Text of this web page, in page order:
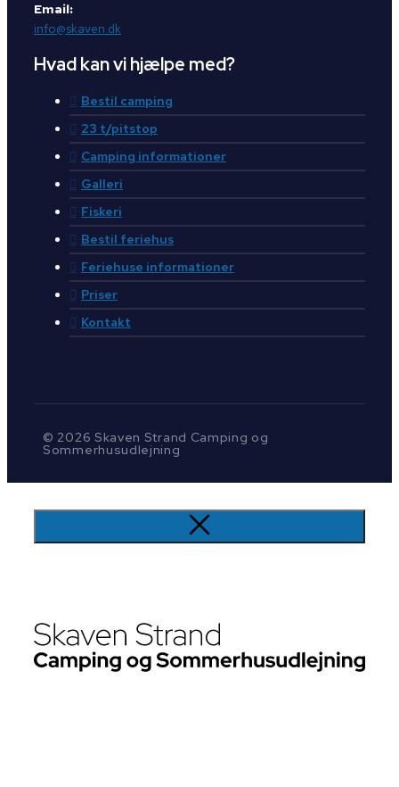
Email:
info@skaven.dk
Hvad kan vi hjælpe med?
Bestil camping
23 t/pitstop
Camping informationer
Galleri
Fiskeri
Bestil feriehus
Feriehuse informationer
Priser
Kontakt
© 2026 Skaven Strand Camping og
Sommerhusudlejning